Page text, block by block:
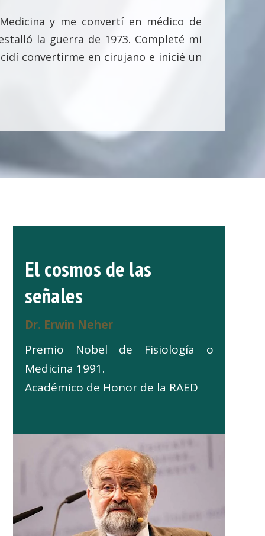
y me convertí en médico de
la guerra de 1973. Completé mi
convertirme en cirujano e inicié un
El cosmos de las
señales
Dr. Erwin Neher
Premio Nobel de Fisiología o
Medicina 1991.
Académico de Honor de la RAED